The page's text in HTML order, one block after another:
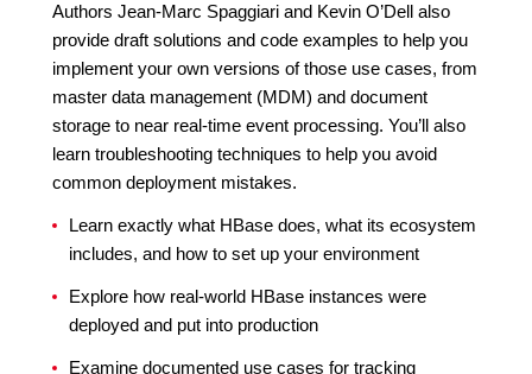
Authors Jean-Marc Spaggiari and Kevin O’Dell also
provide draft solutions and code examples to help you
implement your own versions of those use cases, from
master data management (MDM) and document
storage to near real-time event processing. You’ll also
learn troubleshooting techniques to help you avoid
common deployment mistakes.
Learn exactly what HBase does, what its ecosystem
includes, and how to set up your environment
Explore how real-world HBase instances were
deployed and put into production
Examine documented use cases for tracking